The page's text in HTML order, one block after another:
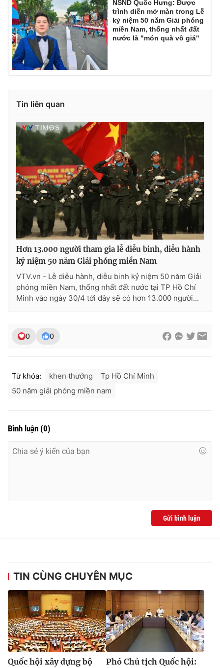
NSND Quốc Hưng: Được
trình diễn mở màn trong Lễ
kỷ niệm 50 năm Giải phóng
miền Nam, thống nhất đất
nước là "món quà vô giá"
Tin liên quan
Hơn 13.000 người tham gia lễ diễu binh, diễu hành
kỷ niệm 50 năm Giải phóng miền Nam
VTV.vn - Lễ diễu hành, diễu binh kỷ niệm 50 năm Giải
phóng miền Nam, thống nhất đất nước tại TP Hồ Chí
Minh vào ngày 30/4 tới đây sẽ có hơn 13.000 người...
0 0
Từ khóa: khen thưởng
Tp Hồ Chí Minh
50 năm giải phóng miền nam
Bình luận (0)
Gửi bình luận
TIN CÙNG CHUYÊN MỤC
Quốc hội xây dựng bộ
Phó Chủ tịch Quốc hội: